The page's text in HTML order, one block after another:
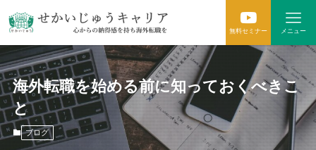
無料セミナー メニュー
海外転職を始める前に知っておくべきこ
と
ブログ